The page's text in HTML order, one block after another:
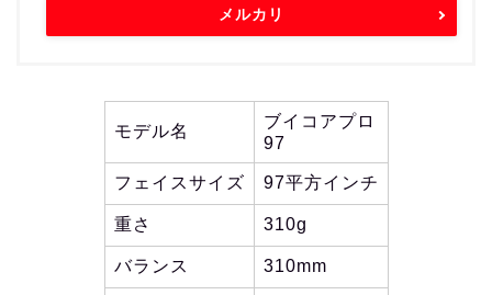
メルカリ
モデル名
ブイコアプロ
97
フェイスサイズ 97平方インチ
重さ 310g
バランス 310mm